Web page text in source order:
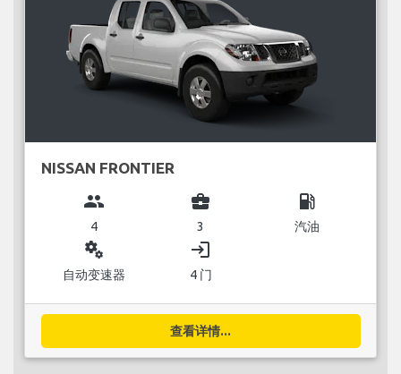
NISSAN FRONTIER
group
4
business_center
3
local_gas_station
汽油
miscellaneous_services
自动变速器
login
4 门
查看详情...